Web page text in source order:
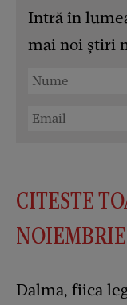
Intră în
mai noi știri
CITESTE
Dalma, fiica